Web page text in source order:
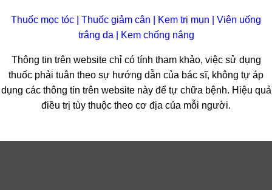
Thuốc mọc tóc Thuốc giảm cân Kem trị mụn
Viên uống
trắng da
Kem chống nắng
Thông tin trên website chỉ có tính tham khảo, việc sử dụng
thuốc phải tuân theo sự hướng dẫn của bác sĩ, không tự áp
dụng các thông tin trên website này để tự chữa bệnh. Hiệu quả
điều trị tùy thuộc theo cơ địa của mỗi người.